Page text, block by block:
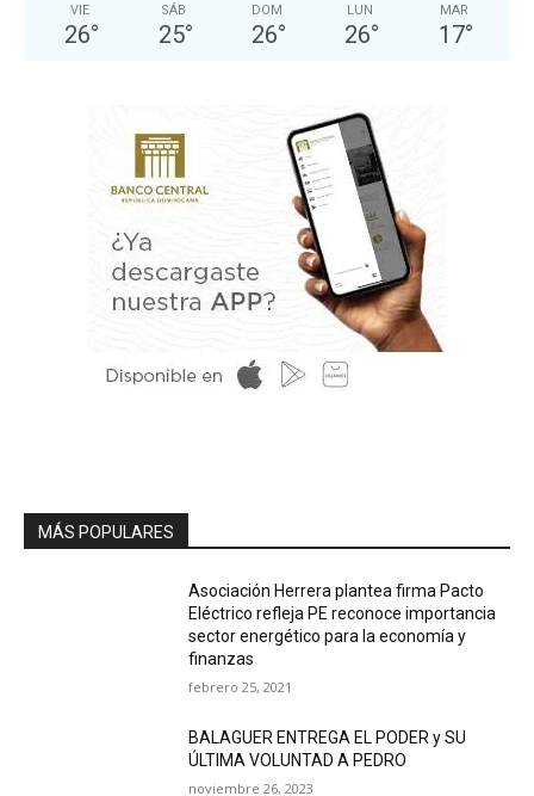
VIE
26°
SÁB
25°
DOM
26°
LUN
26°
MAR
17°
MÁS POPULARES
Asociación Herrera plantea firma Pacto
Eléctrico refleja PE reconoce importancia
sector energético para la economía y
finanzas
febrero 25, 2021
BALAGUER ENTREGA EL PODER y SU
ÚLTIMA VOLUNTAD A PEDRO
noviembre 26, 2023